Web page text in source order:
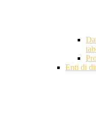
Enti di